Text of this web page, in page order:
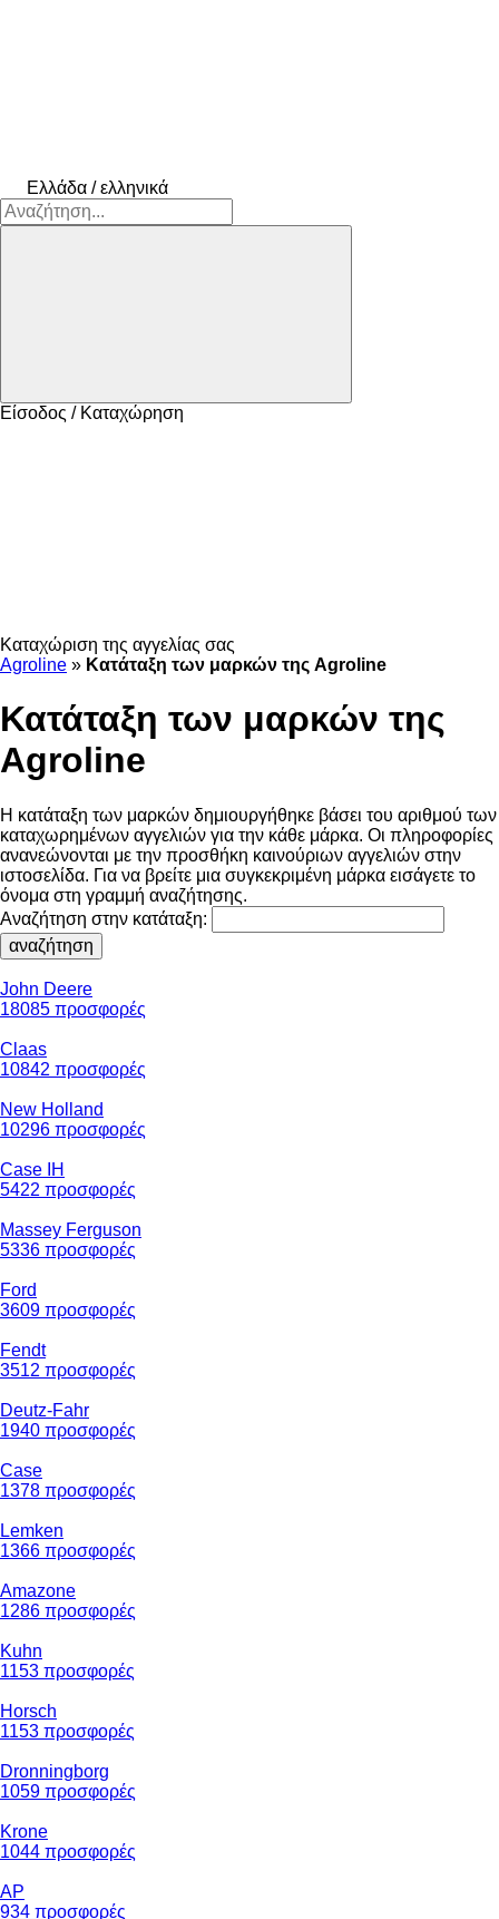
Ελλάδα / ελληνικά
Είσοδος / Καταχώρηση
Καταχώριση της αγγελίας σας
Agroline » Κατάταξη των μαρκών της Agroline
Κατάταξη των μαρκών της
Agroline
Η κατάταξη των μαρκών δημιουργήθηκε βάσει του αριθμού των
καταχωρημένων αγγελιών για την κάθε μάρκα. Οι πληροφορίες
ανανεώνονται με την προσθήκη καινούριων αγγελιών στην
ιστοσελίδα. Για να βρείτε μια συγκεκριμένη μάρκα εισάγετε το
όνομα στη γραμμή αναζήτησης.
Αναζήτηση στην κατάταξη:
John Deere
18085 προσφορές
Claas
10842 προσφορές
New Holland
10296 προσφορές
Case IH
5422 προσφορές
Massey Ferguson
5336 προσφορές
Ford
3609 προσφορές
Fendt
3512 προσφορές
Deutz-Fahr
1940 προσφορές
Case
1378 προσφορές
Lemken
1366 προσφορές
Amazone
1286 προσφορές
Kuhn
1153 προσφορές
Horsch
1153 προσφορές
Dronningborg
1059 προσφορές
Krone
1044 προσφορές
AP
934 προσφορές